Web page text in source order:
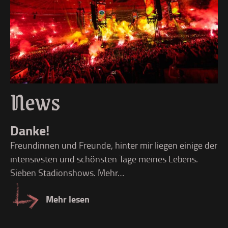
News
Danke!
Freundinnen und Freunde, hinter mir liegen einige der
intensivsten und schönsten Tage meines Lebens.
Sieben Stadionshows. Mehr…
Mehr lesen